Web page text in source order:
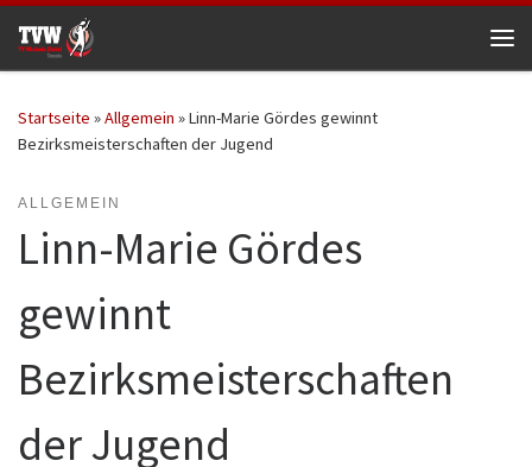
Zum Inhalt springen
Startseite »Allgemein »Linn-Marie Gördes gewinnt
Bezirksmeisterschaften der Jugend
ALLGEMEIN
Linn-Marie Gördes
gewinnt
Bezirksmeisterschaften
der Jugend